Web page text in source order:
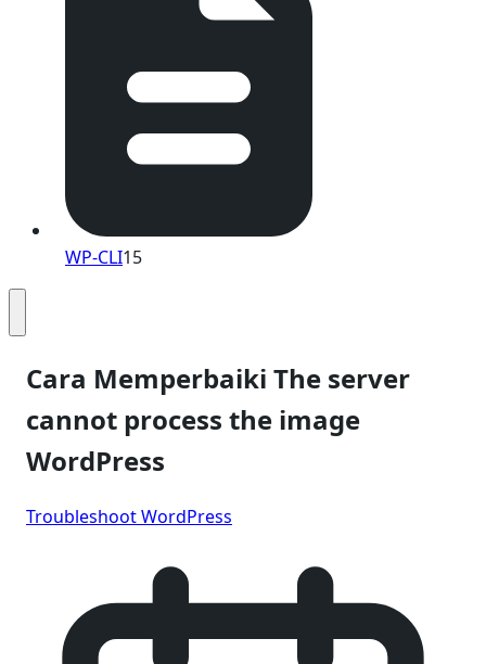
WP-CLI15
Cara Memperbaiki The server
cannot process the image
WordPress
Troubleshoot WordPress